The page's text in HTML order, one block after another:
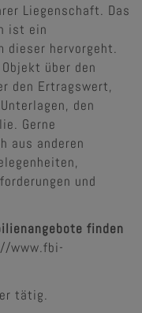
Liegenschaft. Das
ist ein
dieser hervorgeht.
über den
den Ertragswert,
den
Gerne
aus anderen
und
finden
www.fbi-
tätig.